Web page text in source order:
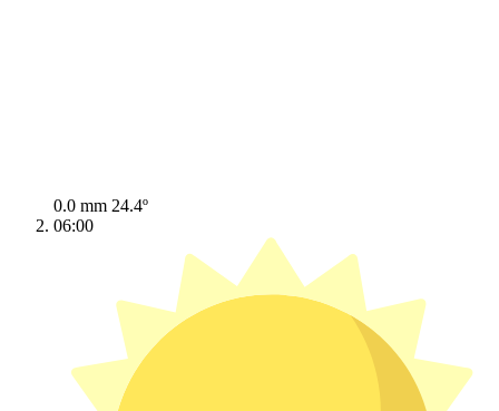
0.0 mm 24.4º
06:00